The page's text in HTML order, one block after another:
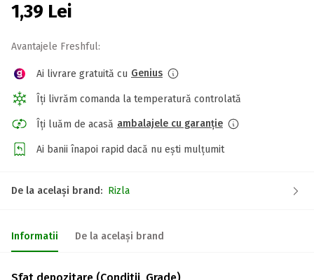
1,39 Lei
Avantajele Freshful:
Ai livrare gratuită cu Genius
Îți livrăm comanda la temperatură controlată
Îți luăm de acasă ambalajele cu garanție
Ai banii înapoi rapid dacă nu ești mulțumit
De la același brand: Rizla
Informatii De la același brand